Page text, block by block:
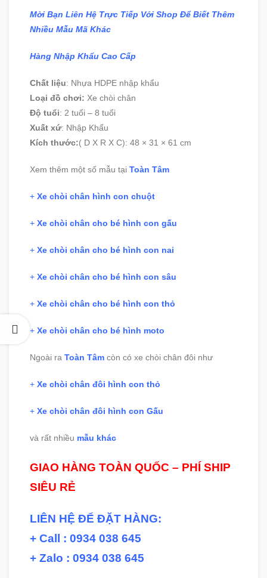
Mời Bạn Liên Hệ Trực Tiếp Với Shop Để Biết Thêm
Nhiều Mẫu Mã Khác
Hàng Nhập Khẩu Cao Cấp
Chất liệu: Nhựa HDPE nhập khẩu
Loại đồ chơi: Xe chòi chân
Độ tuổi: 2 tuổi – 8 tuổi
Xuất xứ: Nhập Khẩu
Kích thước:( D X R X C): 48 × 31 × 61 cm
Xem thêm một số mẫu tại Toàn Tâm
+ Xe chòi chân hình con chuột
+ Xe chòi chân cho bé hình con gấu
+ Xe chòi chân cho bé hình con nai
+ Xe chòi chân cho bé hình con sâu
+ Xe chòi chân cho bé hình con thỏ
+ Xe chòi chân cho bé hình moto
Ngoài ra Toàn Tâm còn có xe chòi chân đôi như
+ Xe chòi chân đôi hình con thỏ
+ Xe chòi chân đôi hình con Gấu
và rất nhiều mẫu khác
GIAO HÀNG TOÀN QUỐC – PHÍ SHIP
SIÊU RẺ
LIÊN HỆ ĐỂ ĐẶT HÀNG:
+ Call : 0934 038 645
+ Zalo : 0934 038 645